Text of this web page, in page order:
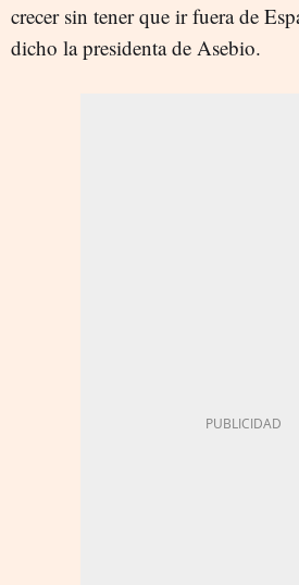
crecer sin tener que ir fuera de
dicho la presidenta de Asebio.